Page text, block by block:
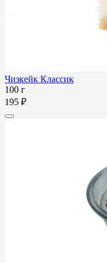
Чизкейк Классик
100 г
195 ₽